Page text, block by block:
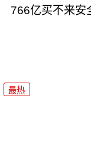
766亿买不来安
最热